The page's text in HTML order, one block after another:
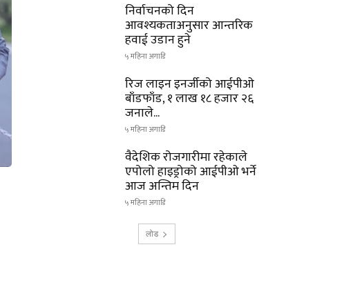
निर्वाचनको दिन
आवश्यकताअनुसार आन्तरिक
हवाई उडान हुने
५ महिना अगाडि
रिज लाइन इनर्जीको आईपीओ
बाँडफाँड, १ लाख १८ हजार २६
जनाले...
५ महिना अगाडि
वैदेशिक रोजगारीमा रहेकाले
एपोलो हाइड्रोको आईपीओ भर्ने
आज अन्तिम दिन
५ महिना अगाडि
लोड